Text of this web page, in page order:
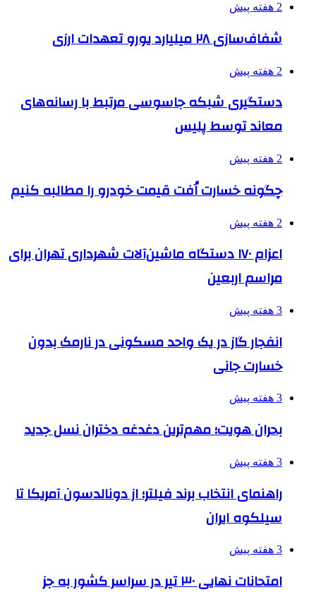
2 هفته پیش
شفاف‌سازی ۲۸ میلیارد یورو تعهدات ارزی
2 هفته پیش
دستگیری شبکه جاسوسی مرتبط با رسانه‌های
معاند توسط پلیس
2 هفته پیش
چگونه خسارت اُفت قیمت خودرو را مطالبه کنیم
2 هفته پیش
اعزام ۱۷۰ دستگاه ماشین‌آلات شهرداری تهران برای
مراسم اربعین
3 هفته پیش
انفجار گاز در یک واحد مسکونی در نارمک بدون
خسارت جانی
3 هفته پیش
بحران هویت؛ مهم‌ترین دغدغه دختران نسل جدید
3 هفته پیش
راهنمای انتخاب برند فیلتر؛ از دونالدسون آمریکا تا
سیلکوه ایران
3 هفته پیش
امتحانات نهایی ۳۰ تیر در سراسر کشور به جز